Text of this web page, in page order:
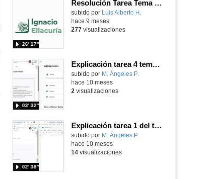
pantalla
Resolución Tarea Tema 1 IPE II
Contenido educativo.
subido por Luis Alberto H.
26′ 17″
hace 9 meses
277visualizaciones
Explicación tarea 4 tema 1 CCOM 2º
Contenido educativo.
subido por M. Ángeles P.
03′ 32″
hace 10 meses
2 visualizaciones
Explicación tarea 1 del tema 1
Contenido educativo.
subido por M. Ángeles P.
02′ 38″
hace 10 meses
14visualizaciones